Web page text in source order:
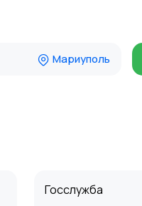
Мариуполь
Госслужба